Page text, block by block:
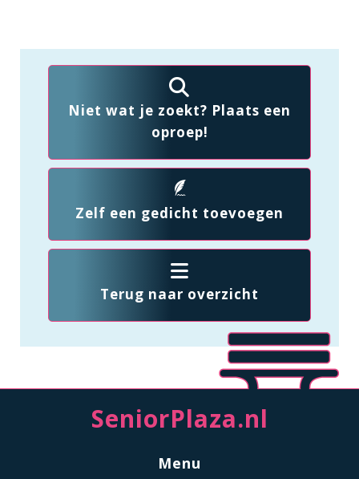
Niet wat je zoekt? Plaats een
oproep!
Zelf een gedicht toevoegen
Terug naar overzicht
SeniorPlaza.nl
Menu